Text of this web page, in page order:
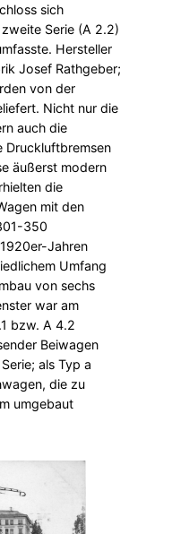
sich
Serie (A 2.2)
Hersteller
Josef Rathgeber;
von der
Nicht nur die
auch die
Druckluftbremsen
äußerst modern
die
mit den
350
Jahren
Umfang
von sechs
war am
bzw. A 4.2
Beiwagen
als Typ a
die zu
umgebaut